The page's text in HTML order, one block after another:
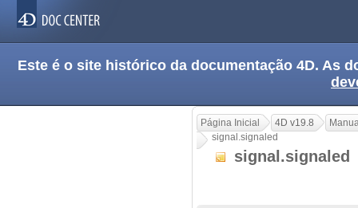
Este é o site histórico da documentação 4D. As
Página Inicial 4D v19.8
signal.signaled
signal.signaled